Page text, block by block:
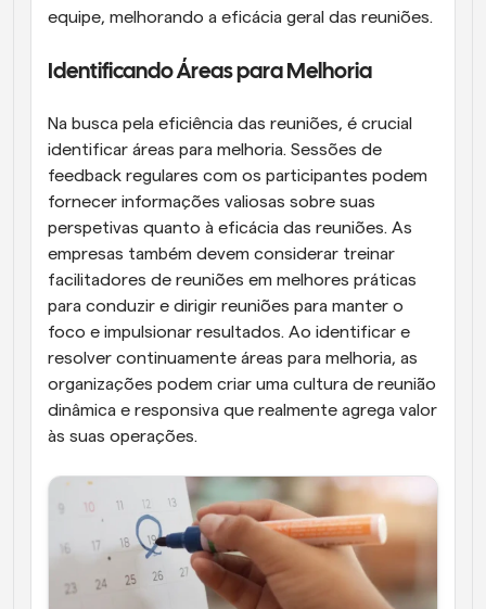
equipe, melhorando a eficácia geral das reuniões.
Identificando Áreas para Melhoria
Na busca pela eficiência das reuniões, é crucial
identificar áreas para melhoria. Sessões de
feedback regulares com os participantes podem
fornecer informações valiosas sobre suas
perspetivas quanto à eficácia das reuniões. As
empresas também devem considerar treinar
facilitadores de reuniões em melhores práticas
para conduzir e dirigir reuniões para manter o
foco e impulsionar resultados. Ao identificar e
resolver continuamente áreas para melhoria, as
organizações podem criar uma cultura de reunião
dinâmica e responsiva que realmente agrega valor
às suas operações.